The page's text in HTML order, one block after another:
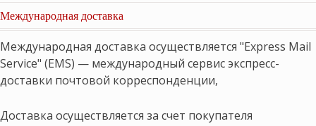
Международная доставка
Международная доставка осуществляется "Express Mail
Service" (EMS) — международный сервис экспресс-
доставки почтовой корреспонденции,
Доставка осуществляется за счет покупателя